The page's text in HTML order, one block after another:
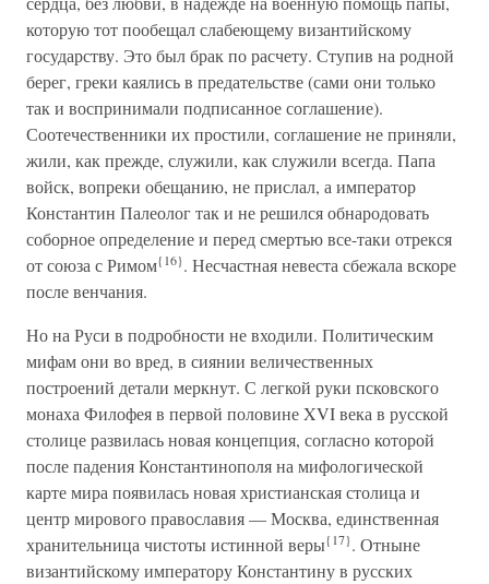
которую тот пообещал слабеющему византийскому
государству. Это был брак по расчету. Ступив на родной
берег, греки каялись в предательстве (сами они только
так и воспринимали подписанное соглашение).
Соотечественники их простили, соглашение не приняли,
жили, как прежде, служили, как служили всегда. Папа
войск, вопреки обещанию, не прислал, а император
Константин Палеолог так и не решился обнародовать
соборное определение и перед смертью все-таки отрекся
от союза с Римом{16}. Несчастная невеста сбежала вскоре
после венчания.
Но на Руси в подробности не входили. Политическим
мифам они во вред, в сиянии величественных
построений детали меркнут. С легкой руки псковского
монаха Филофея в первой половине XVI века в русской
столице развилась новая концепция, согласно которой
после падения Константинополя на мифологической
карте мира появилась новая христианская столица и
центр мирового православия — Москва, единственная
хранительница чистоты истинной веры{17}. Отныне
византийскому императору Константину в русских